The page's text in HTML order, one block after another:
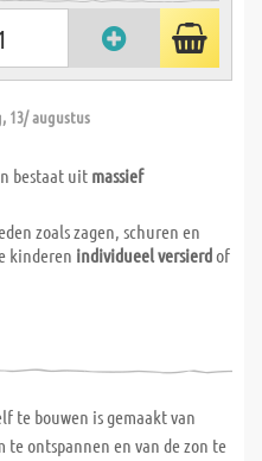
13/ augustus
bestaat uit massief
zoals zagen, schuren en
kinderen individueel versierdof
te bouwen is gemaakt van
te ontspannen en van de zon te